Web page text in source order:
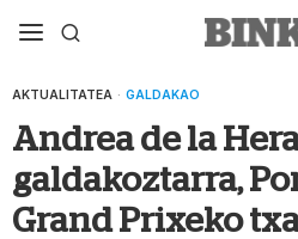
AKTUALITATEA · GALDAKAO
Andrea de la
galdakoztarra,
Grand Prixeko